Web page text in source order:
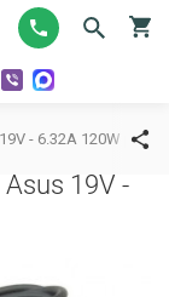
- 6.32A 120W
19V -